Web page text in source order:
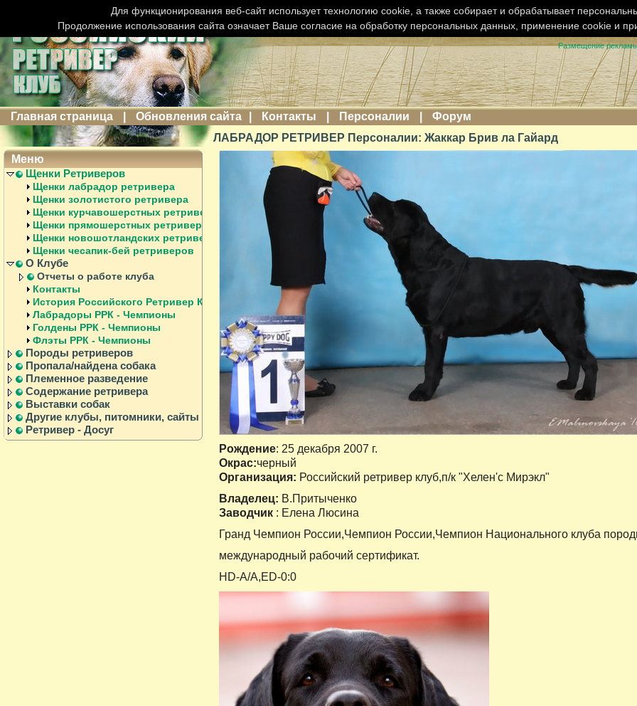
Размещение
Главная страница Обновления сайта Контакты Персоналии
Форум
ЛАБРАДОР РЕТРИВЕР Персоналии: Жаккар Брив ла Гайард
Рождение: 25 декабря 2007 г.
Окрас:черный
Организация: Российский ретривер клуб,п/к "Хелен'с Мирэкл"
Владелец: В.Притыченко
Заводчик : Елена Люсина
Гранд Чемпион России,Чемпион России,Чемпион Национального клуба
международный рабочий сертификат.
HD-A/A,ED-0:0
Меню
Щенки Ретриверов
Щенки лабрадор ретривера
Щенки золотистого ретривера
Щенки курчавошерстных ретриверов
Щенки прямошерстных ретриверов
Щенки новошотландских ретриверов
Щенки чесапик-бей ретриверов
О Клубе
Отчеты о работе клуба
Контакты
История Российского Ретривер Клуба
Лабрадоры РРК - Чемпионы
Голдены РРК - Чемпионы
Флэты РРК - Чемпионы
Породы ретриверов
Пропала/найдена собака
Племенное разведение
Содержание ретривера
Выставки собак
Другие клубы, питомники, сайты
Ретривер - Досуг
Для функционирования веб-сайт использует технологию cookie, а также собирает и обрабатывает
Продолжение использования сайта означает Ваше согласие на обработку персональных данных, применение cookie и